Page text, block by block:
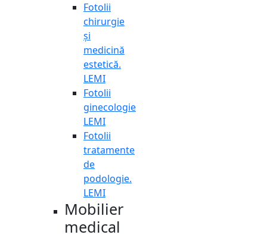
Fotolii
chirurgie
și
medicină
estetică.
LEMI
Fotolii
ginecologie
LEMI
Fotolii
tratamente
de
podologie.
LEMI
Mobilier
medical